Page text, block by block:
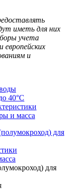
иметь для них
учета
европейских
и
для